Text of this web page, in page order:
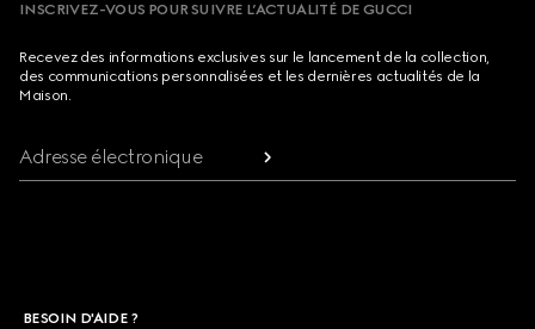
INSCRIVEZ-VOUS POUR SUIVRE L’ACTUALITÉ DE GUCCI
Recevez des informations exclusives sur le lancement de la collection,
des communications personnalisées et les dernières actualités de la
Maison.
Adresse électronique
BESOIN D'AIDE ?